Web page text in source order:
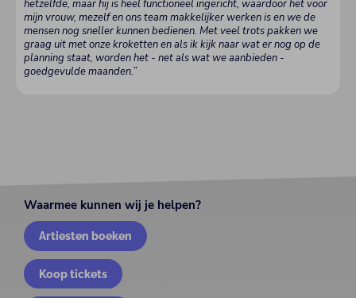
hetzelfde, maar hij is heel functioneel ingericht, waardoor het voor
mijn vrouw, mezelf en ons team makkelijker werken is en we de
mensen nog sneller kunnen bedienen. Met veel trots pakken we
graag uit met onze kroketten en als ik kijk naar wat er nog op de
planning staat, worden het - net als wat we aanbieden -
goedgevulde maanden.”
Waarmee kunnen wij je helpen?
Artiesten boeken
Koop tickets